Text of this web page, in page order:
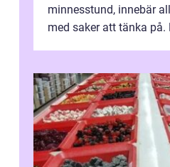
minnesstund, innebär
med saker att tänka på.